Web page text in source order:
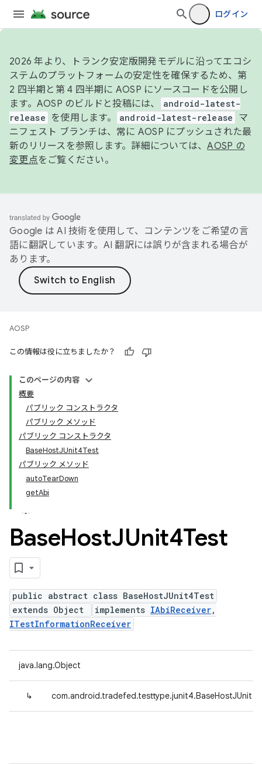
ログイン
2026 年より、トランク安定版開発モデルに沿ってエコシ
ステムのプラットフォームの安定性を確保するため、第
2 四半期と第 4 四半期に AOSP にソースコードを公開し
ます。AOSP のビルドと投稿には、
android-latest-
release
を使用します。 android-latest-release
マ
ニフェスト ブランチは、常に AOSP にプッシュされた最
新のリリースを参照します。詳細については、AOSP の
変更点をご覧ください。
Google は AI 技術を使用して、コンテンツをご希望の言
語に翻訳しています。AI 翻訳には誤りが含まれる場合が
あります。
AOSP
この情報は役に立ちましたか？
このページの内容
概要
パブリック コンストラクタ
パブリック メソッド
パブリック コンストラクタ
BaseHostJUnit4Test
パブリック メソッド
autoTearDown
getAbi
BaseHostJUnit4Test
public abstract class BaseHostJUnit4Test
extends Object
implements IAbiReceiver,
ITestInformationReceiver
java.lang.Object
↳